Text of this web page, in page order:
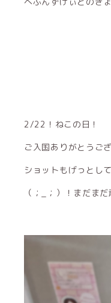
2/22！ねこの日！
ご入国ありがとうご
ショットもげっとし